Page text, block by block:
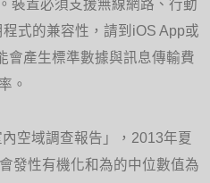
裝置必須支援無線網路、行動
式的兼容性，請到iOS App或
會產生標準數據與訊息傳輸費
率。
空域調查報告」，2013年夏
發性有機化和為的中位數值為